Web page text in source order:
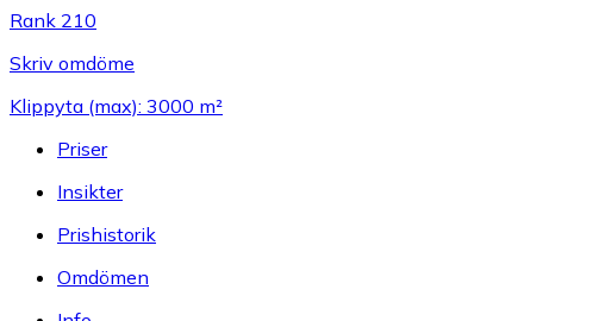
Rank 210
Skriv omdöme
Klippyta (max): 3000 m²
Priser
Insikter
Prishistorik
Omdömen